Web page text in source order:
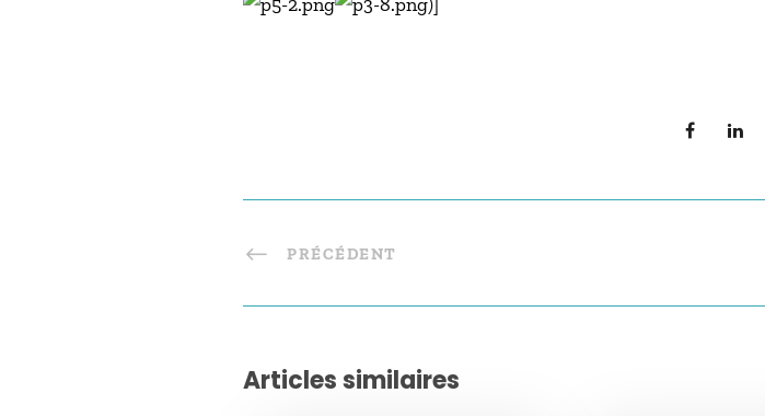
PRÉCÉDENT
Articles similaires